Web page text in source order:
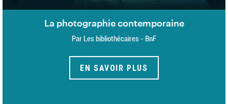
La photographie contemporaine
Par Les bibliothécaires - BnF
EN SAVOIR PLUS